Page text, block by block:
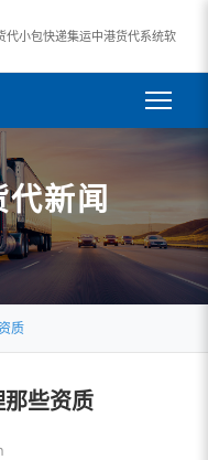
代小包快递集运中港货代系统软
代新闻
质
些资质